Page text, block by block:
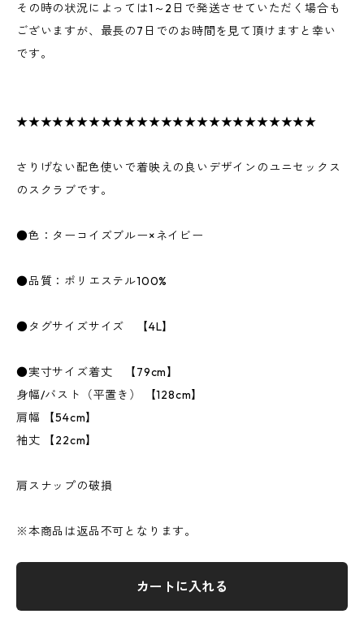
その時の状況によっては1～2日で発送させていただく場合も
ございますが、最長の7日でのお時間を見て頂けますと幸い
です。
★★★★★★★★★★★★★★★★★★★★★★★★★
さりげない配色使いで着映えの良いデザインのユニセックス
のスクラブです。
●色：ターコイズブルー×ネイビー
●品質：ポリエステル100%
●タグサイズサイズ 【4L】
●実寸サイズ着丈 【79cm】
身幅/バスト（平置き） 【128cm】
肩幅 【54cm】
袖丈 【22cm】
肩スナップの破損
※本商品は返品不可となります。
カートに入れる